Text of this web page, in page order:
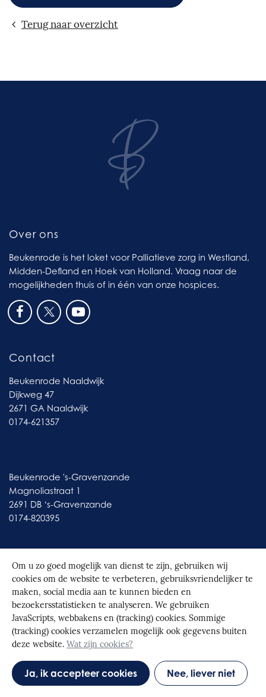
Terug naar overzicht
Over ons
Beukenrode is het loket voor Palliatieve zorg in Westland,
Midden-Defland en Hoek van Holland. Vraag naar de
mogelijkheden thuis of in één van onze hospices.
Contact
Beukenrode Naaldwijk
Dijkweg 47
2671 GA Naaldwijk
0174-621357
Beukenrode 's-Gravenzande
Magnoliastraat 1
2691 DB ‘s-Gravenzande
0174-820395
© 2026 Beukenrode |Realisatie door Spontaan
|Cookies|Disclaimer | Privacybeleid|Intranet
Om u zo goed mogelijk van dienst te zijn, gebruiken wij
cookies om de website te verbeteren, gebruiksvriendelijker te
maken, social media aan te kunnen bieden en
bezoekersstatistieken te analyseren. We gebruiken
JavaScripts, webbakens en (tracking) cookies. Sommige
(tracking) cookies verzamelen mogelijk ook gegevens buiten
deze website. Wat zijn cookies?
Ja, ik accepteer cookies Nee, liever niet